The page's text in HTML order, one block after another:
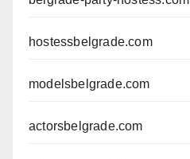
hostessbelgrade.com
modelsbelgrade.com
actorsbelgrade.com